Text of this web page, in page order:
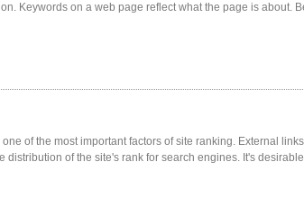
Keywords on a web page reflect what the page is about.
of the most important factors of site ranking. External
of the site's rank for search engines. It's